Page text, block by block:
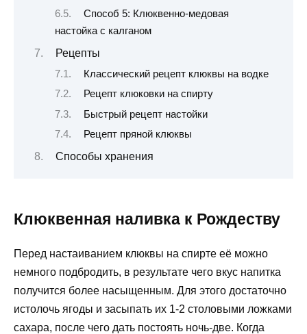
Способ 5: Клюквенно-медовая
настойка с калганом
Рецепты
Классический рецепт клюквы на водке
Рецепт клюковки на спирту
Быстрый рецепт настойки
Рецепт пряной клюквы
Способы хранения
Клюквенная наливка к Рождеству
Перед настаиванием клюквы на спирте её можно
немного подбродить, в результате чего вкус напитка
получится более насыщенным. Для этого достаточно
истолочь ягоды и засыпать их 1-2 столовыми ложками
сахара, после чего дать постоять ночь-две. Когда